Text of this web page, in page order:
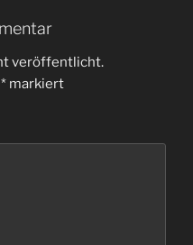
veröffentlicht.
* markiert